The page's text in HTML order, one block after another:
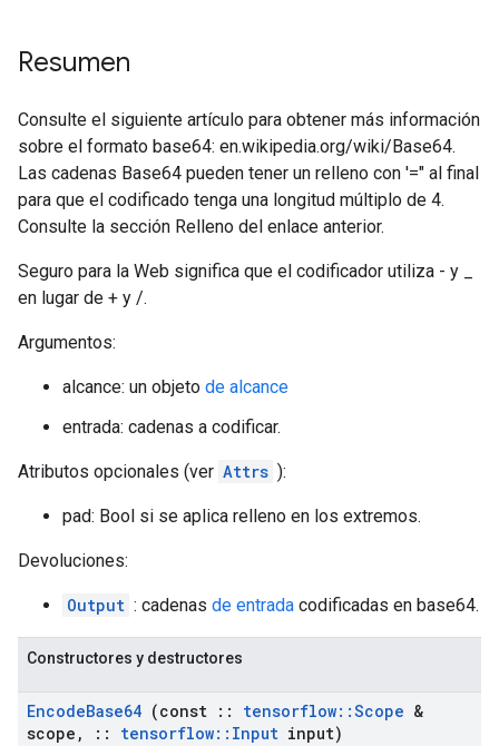
Resumen
Consulte el siguiente artículo para obtener más información
sobre el formato base64: en.wikipedia.org/wiki/Base64.
Las cadenas Base64 pueden tener un relleno con '=" al final
para que el codificado tenga una longitud múltiplo de 4.
Consulte la sección Relleno del enlace anterior.
Seguro para la Web significa que el codificador utiliza - y _
en lugar de + y /.
Argumentos:
alcance: un objeto de alcance
entrada: cadenas a codificar.
Atributos opcionales (ver Attrs ):
pad: Bool si se aplica relleno en los extremos.
Devoluciones:
Output : cadenas de entrada codificadas en base64.
Constructores y destructores
EncodeBase64 (const :: tensorflow::Scope &
scope , :: tensorflow:: Input input)